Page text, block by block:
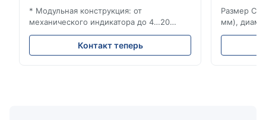
* Модульная конструкция: от
механического индикатора до 4…20
мА/HART®7, FF, Profibus-PA и
суммирующий счетчик * Любое
монтажное положение: вертикальное,
Контакт теперь
Размер
мм),
(15–20 мм)
ANSI